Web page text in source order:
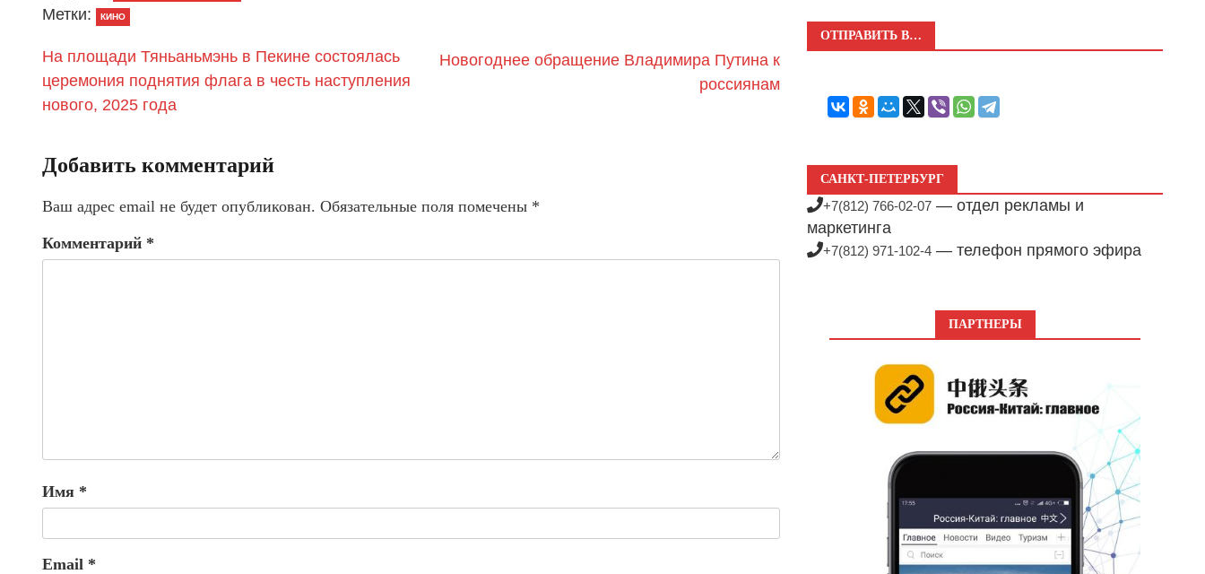
Метки: КИНО
На площади Тяньаньмэнь в Пекине состоялась
церемония поднятия флага в честь наступления
нового, 2025 года
Новогоднее обращение Владимира Путина к
россиянам
Добавить комментарий
Ваш адрес email не будет опубликован. Обязательные поля помечены *
Комментарий *
Имя *
Email *
ОТПРАВИТЬ В…
САНКТ-ПЕТЕРБУРГ
+7(812) 766-02-07 — отдел рекламы и
маркетинга
+7(812) 971-102-4 — телефон прямого эфира
ПАРТНЕРЫ